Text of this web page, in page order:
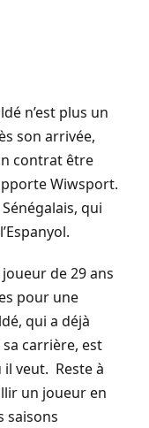
n’est plus un
son arrivée,
contrat être
Wiwsport.
qui
de 29 ans
pour une
qui a déjà
carrière, est
il veut. Reste à
un joueur en
saisons